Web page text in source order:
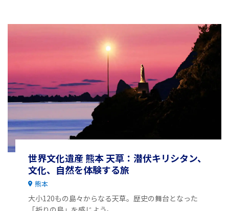
世界文化遺産 熊本 天草：潜伏キリシタン、
文化、自然を体験する旅
熊本
大小120もの島々からなる天草。歴史の舞台となった